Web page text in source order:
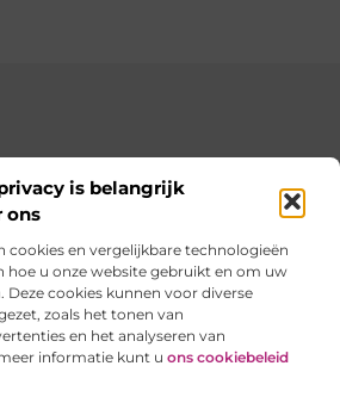
is belangrijk
ons
cookies en vergelijkbare technologieën
hoe u onze website gebruikt en om uw
Deze cookies kunnen voor diverse
zoals het tonen van
en het analyseren van
informatie kunt u ons cookiebeleid
te delen, gratis en eenvoudig.
blogs en artikelen die alles uit het
van persoonlijke verhalen tot
praktische tips.